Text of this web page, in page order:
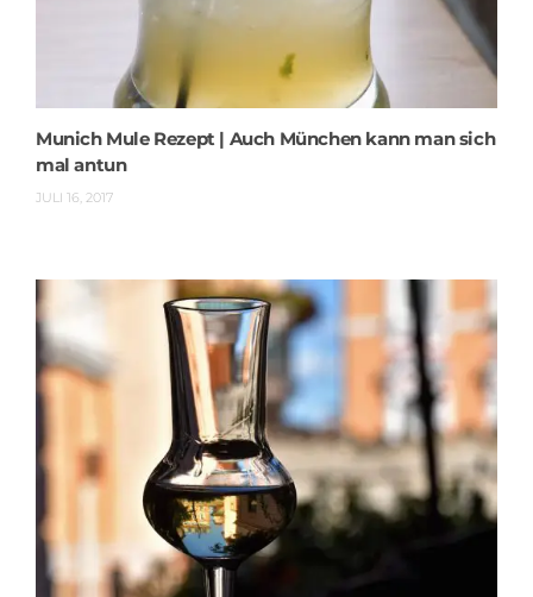
Munich Mule Rezept | Auch München kann man sich
mal antun
JULI 16, 2017